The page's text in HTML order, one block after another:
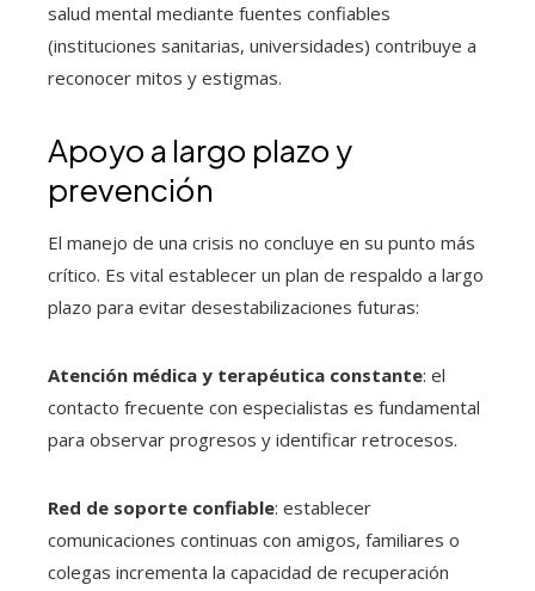
salud mental mediante fuentes confiables
(instituciones sanitarias, universidades) contribuye a
reconocer mitos y estigmas.
Apoyo a largo plazo y
prevención
El manejo de una crisis no concluye en su punto más
crítico. Es vital establecer un plan de respaldo a largo
plazo para evitar desestabilizaciones futuras:
Atención médica y terapéutica constante: el
contacto frecuente con especialistas es fundamental
para observar progresos y identificar retrocesos.
Red de soporte confiable: establecer
comunicaciones continuas con amigos, familiares o
colegas incrementa la capacidad de recuperación